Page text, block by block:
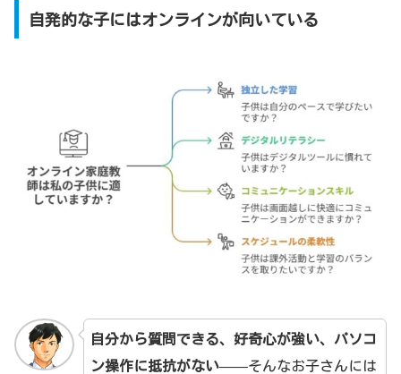
自発的な子にはオンラインが向いている
自分から質問できる、好奇心が強い、パソコ
ン操作に抵抗がない——そんなお子さんには